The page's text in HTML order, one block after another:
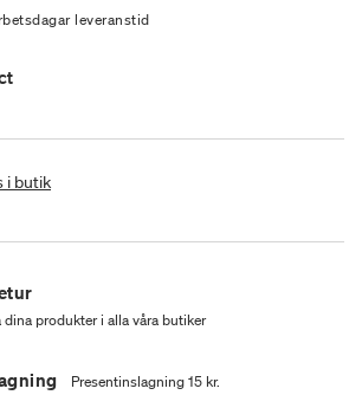
leveranstid
i butik
dina produkter i alla våra butiker
Presentinslagning 15 kr.